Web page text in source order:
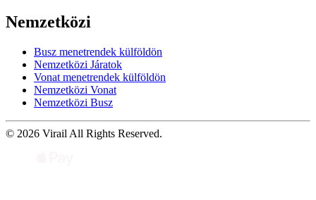
Nemzetközi
Busz menetrendek külföldön
Nemzetközi Járatok
Vonat menetrendek külföldön
Nemzetközi Vonat
Nemzetközi Busz
© 2026 Virail All Rights Reserved.